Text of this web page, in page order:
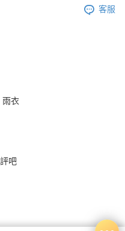
客服
雨衣
吧